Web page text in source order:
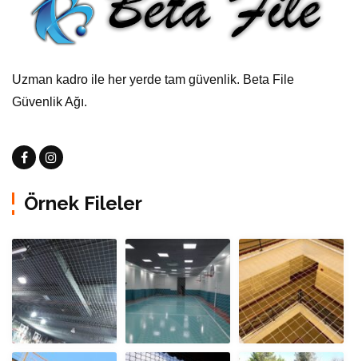
Uzman kadro ile her yerde tam güvenlik. Beta File
Güvenlik Ağı.
Örnek Fileler